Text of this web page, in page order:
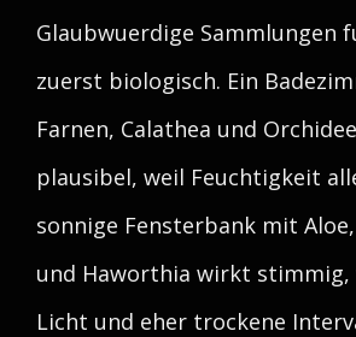
Glaubwuerdige Sammlungen
zuerst biologisch. Ein
Farnen, Calathea und
plausibel, weil Feuchtigkeit
sonnige Fensterbank mit
und Haworthia wirkt stimmig,
Licht und eher trockene